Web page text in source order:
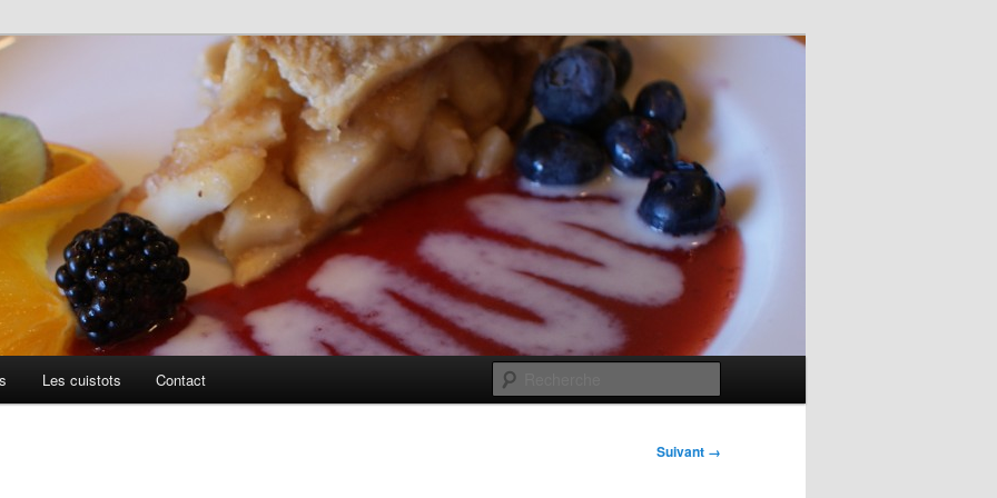
Les cuistots Contact
Suivant →